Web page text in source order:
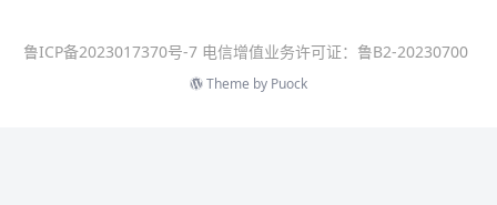
鲁ICP备2023017370号-7 电信增值业务许可证：鲁B2-20230700
Theme by Puock